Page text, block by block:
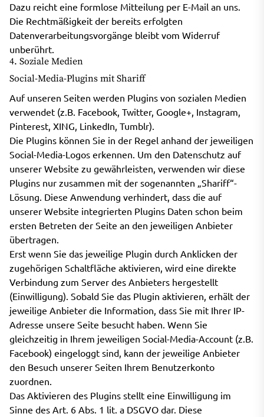
Dazu reicht eine formlose Mitteilung per E-Mail an uns.
Die Rechtmäßigkeit der bereits erfolgten
Datenverarbeitungsvorgänge bleibt vom Widerruf
unberührt.
4. Soziale Medien
Social-Media-Plugins mit Shariff
Auf unseren Seiten werden Plugins von sozialen Medien
verwendet (z.B. Facebook, Twitter, Google+, Instagram,
Pinterest, XING, LinkedIn, Tumblr).
Die Plugins können Sie in der Regel anhand der jeweiligen
Social-Media-Logos erkennen. Um den Datenschutz auf
unserer Website zu gewährleisten, verwenden wir diese
Plugins nur zusammen mit der sogenannten „Shariff“-
Lösung. Diese Anwendung verhindert, dass die auf
unserer Website integrierten Plugins Daten schon beim
ersten Betreten der Seite an den jeweiligen Anbieter
übertragen.
Erst wenn Sie das jeweilige Plugin durch Anklicken der
zugehörigen Schaltfläche aktivieren, wird eine direkte
Verbindung zum Server des Anbieters hergestellt
(Einwilligung). Sobald Sie das Plugin aktivieren, erhält der
jeweilige Anbieter die Information, dass Sie mit Ihrer IP-
Adresse unsere Seite besucht haben. Wenn Sie
gleichzeitig in Ihrem jeweiligen Social-Media-Account (z.B.
Facebook) eingeloggt sind, kann der jeweilige Anbieter
den Besuch unserer Seiten Ihrem Benutzerkonto
zuordnen.
Das Aktivieren des Plugins stellt eine Einwilligung im
Sinne des Art. 6 Abs. 1 lit. a DSGVO dar. Diese